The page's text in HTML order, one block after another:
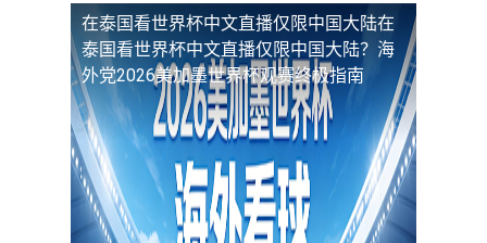
在泰国看世界杯中文直播仅限中国大陆在
泰国看世界杯中文直播仅限中国大陆？海
外党2026美加墨世界杯观赛终极指南